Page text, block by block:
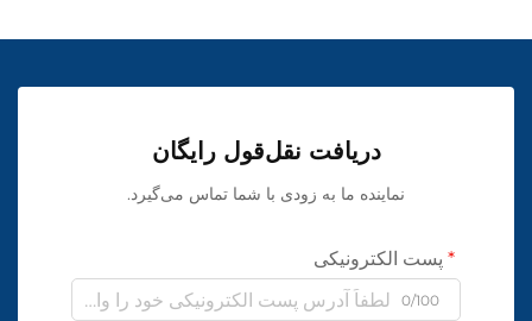
دریافت نقل‌قول رایگان
نماینده ما به زودی با شما تماس می‌گیرد.
پست الکترونیکی
0/100